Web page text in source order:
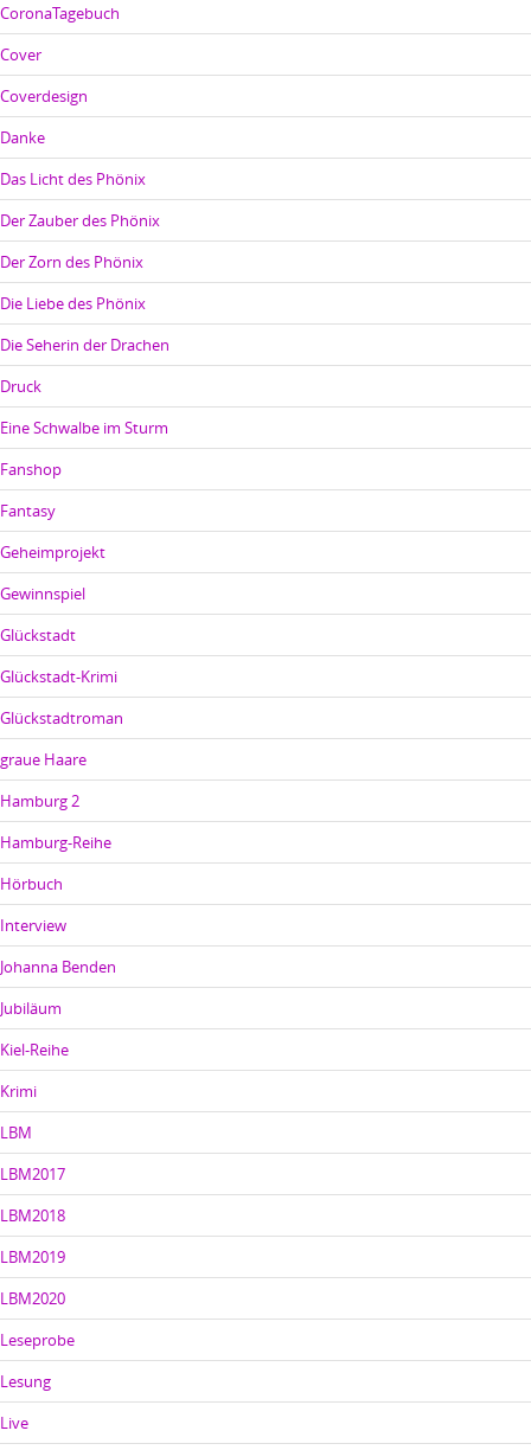
CoronaTagebuch
Cover
Coverdesign
Danke
Das Licht des Phönix
Der Zauber des Phönix
Der Zorn des Phönix
Die Liebe des Phönix
Die Seherin der Drachen
Druck
Eine Schwalbe im Sturm
Fanshop
Fantasy
Geheimprojekt
Gewinnspiel
Glückstadt
Glückstadt-Krimi
Glückstadtroman
graue Haare
Hamburg 2
Hamburg-Reihe
Hörbuch
Interview
Johanna Benden
Jubiläum
Kiel-Reihe
Krimi
LBM
LBM2017
LBM2018
LBM2019
LBM2020
Leseprobe
Lesung
Live